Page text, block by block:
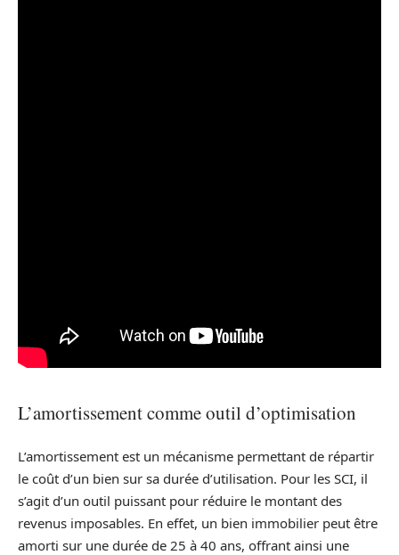
L’amortissement comme outil d’optimisation
L’amortissement est un mécanisme permettant de répartir
le coût d’un bien sur sa durée d’utilisation. Pour les SCI, il
s’agit d’un outil puissant pour réduire le montant des
revenus imposables. En effet, un bien immobilier peut être
amorti sur une durée de 25 à 40 ans, offrant ainsi une